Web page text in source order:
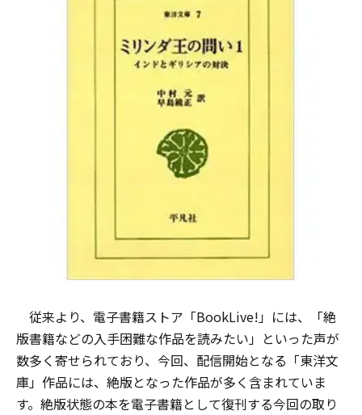
従来より、電子書籍ストア「BookLive!」には、「絶
版書籍などの入手困難な作品を読みたい」といった声が
数多く寄せられており、今回、配信開始となる「東洋文
庫」作品には、絶版となった作品が多く含まれていま
す。絶版状態の本を電子書籍として復刊する今回の取り